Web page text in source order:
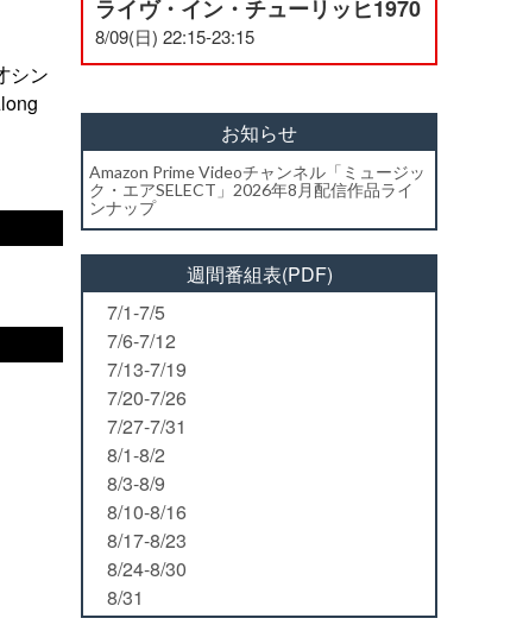
シン
ライヴ・イン・チューリッヒ1970
8/09(日) 22:15-23:15
お知らせ
Amazon Prime Videoチャンネル「ミュージッ
ク・エアSELECT」2026年8月配信作品ライ
ンナップ
週間番組表(PDF)
7/1-7/5
7/6-7/12
7/13-7/19
7/20-7/26
7/27-7/31
8/1-8/2
8/3-8/9
8/10-8/16
8/17-8/23
8/24-8/30
8/31